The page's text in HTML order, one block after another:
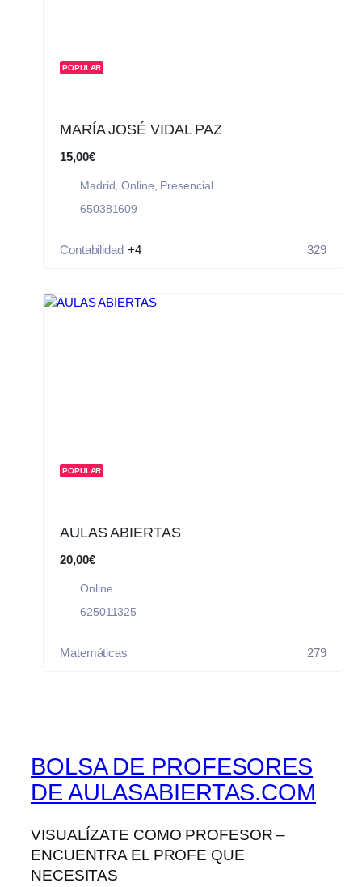
POPULAR
MARÍA JOSÉ VIDAL PAZ
15,00€
Madrid ,Online Presencial
650381609
Contabilidad +4 329
POPULAR
AULAS ABIERTAS
20,00€
Online
625011325
Matemáticas 279
BOLSA DE PROFESORES
DE AULASABIERTAS.COM
VISUALÍZATE COMO PROFESOR –
ENCUENTRA EL PROFE QUE
NECESITAS